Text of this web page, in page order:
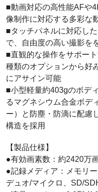
■動画対応の高性能AFや
像制作に対応する多彩な
■タッチパネルに対応し
で、自由度の高い撮影を
■直観的な操作をサポー
種類のオプションから好
にアサイン可能
■小型軽量約403gのボデ
るマグネシウム合金ボデ
ー）と防塵・防滴に配慮
構造を採用
【製品仕様】
●有効画素数：約2420万
●記録メディア：メモリ
デュオ/マイクロ、SD/